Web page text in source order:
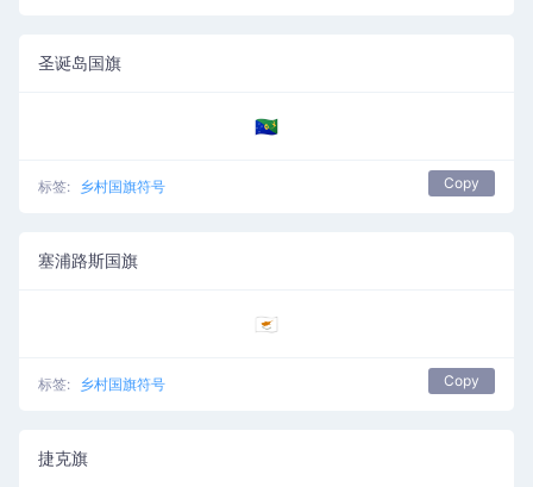
圣诞岛国旗
🇨🇽
标签: 乡村国旗符号 Copy
塞浦路斯国旗
🇨🇾
标签: 乡村国旗符号 Copy
捷克旗